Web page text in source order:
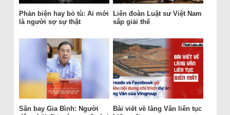
Phản biện hay bỏ tù: Ai mới
là người sợ sự thật
Liên đoàn Luật sư Việt Nam
sắp giải thể
Sân bay Gia Bình: Người
Bài viết về làng Vân liên tục